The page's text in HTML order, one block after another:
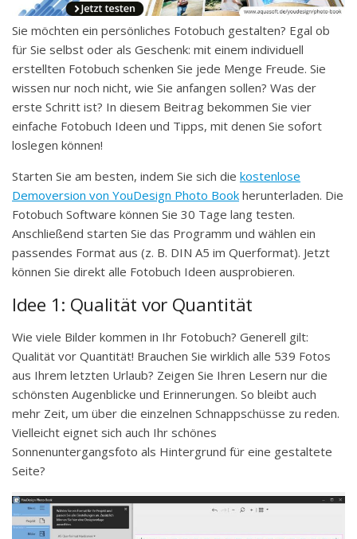
Sie möchten ein persönliches Fotobuch gestalten? Egal ob
für Sie selbst oder als Geschenk: mit einem individuell
erstellten Fotobuch schenken Sie jede Menge Freude. Sie
wissen nur noch nicht, wie Sie anfangen sollen? Was der
erste Schritt ist? In diesem Beitrag bekommen Sie vier
einfache Fotobuch Ideen und Tipps, mit denen Sie sofort
loslegen können!
Starten Sie am besten, indem Sie sich die kostenlose
Demoversion von YouDesign Photo Book herunterladen. Die
Fotobuch Software können Sie 30 Tage lang testen.
Anschließend starten Sie das Programm und wählen ein
passendes Format aus (z. B. DIN A5 im Querformat). Jetzt
können Sie direkt alle Fotobuch Ideen ausprobieren.
Idee 1: Qualität vor Quantität
Wie viele Bilder kommen in Ihr Fotobuch? Generell gilt:
Qualität vor Quantität! Brauchen Sie wirklich alle 539 Fotos
aus Ihrem letzten Urlaub? Zeigen Sie Ihren Lesern nur die
schönsten Augenblicke und Erinnerungen. So bleibt auch
mehr Zeit, um über die einzelnen Schnappschüsse zu reden.
Vielleicht eignet sich auch Ihr schönes
Sonnenuntergangsfoto als Hintergrund für eine gestaltete
Seite?